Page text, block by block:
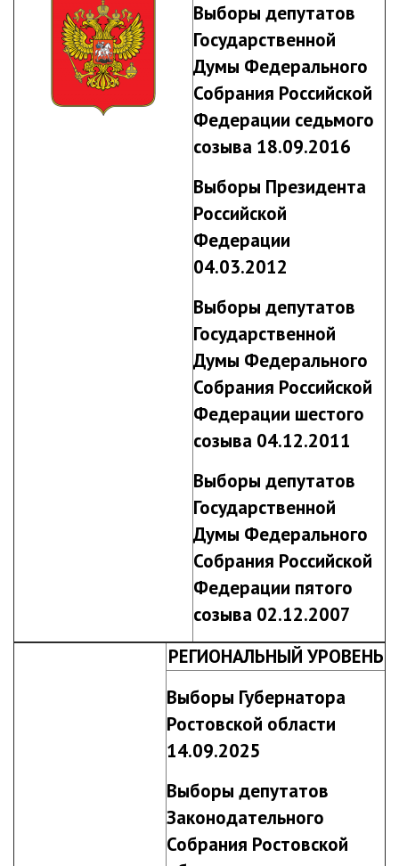
Выборы депутатов
Государственной
Думы Федерального
Собрания Российской
Федерации седьмого
созыва 18.09.2016
Выборы Президента
Российской
Федерации
04.03.2012
Выборы депутатов
Государственной
Думы Федерального
Собрания Российской
Федерации шестого
созыва 04.12.2011
Выборы депутатов
Государственной
Думы Федерального
Собрания Российской
Федерации пятого
созыва 02.12.2007
РЕГИОНАЛЬНЫЙ УРОВЕНЬ
Выборы Губернатора
Ростовской области
14.09.2025
Выборы депутатов
Законодательного
Собрания Ростовской